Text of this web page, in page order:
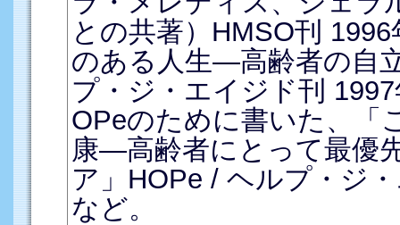
との共著）HMSO刊
のある人生―高齢者の自
プ・ジ・エイジド刊
OPeのために書いた、「
康―高齢者にとって最優
ア」HOPe / ヘルプ・ジ
など。